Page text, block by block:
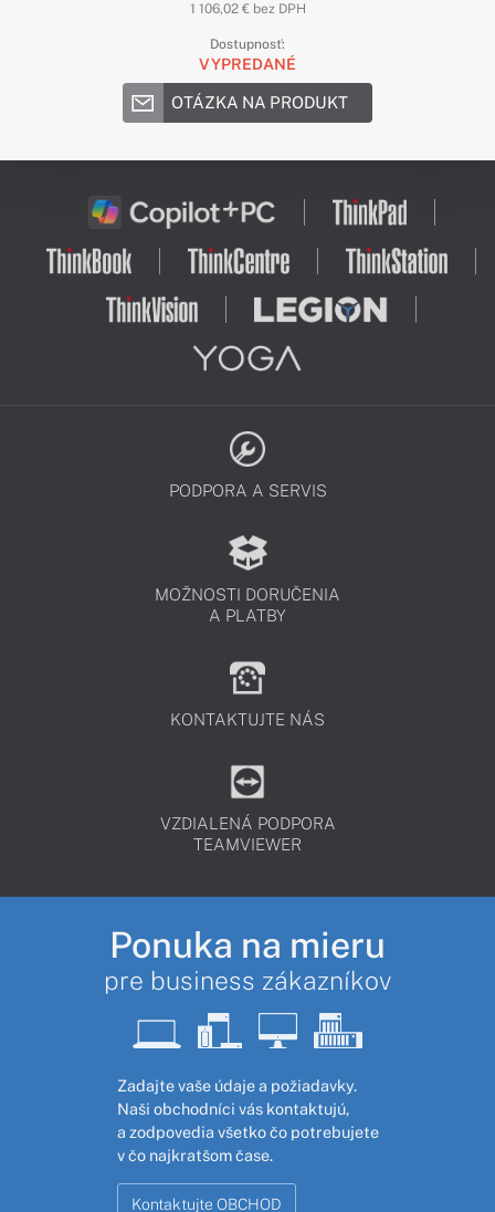
1 106,02 € bez DPH
Dostupnosť:
VYPREDANÉ
OTÁZKA NA PRODUKT
PODPORA A SERVIS
MOŽNOSTI DORUČENIA
A PLATBY
KONTAKTUJTE NÁS
VZDIALENÁ PODPORA
TEAMVIEWER
Ponuka na mieru
pre business zákazníkov
Zadajte vaše údaje a požiadavky.
Naši obchodníci vás kontaktujú,
a zodpovedia všetko čo potrebujete
v čo najkratšom čase.
Kontaktujte OBCHOD